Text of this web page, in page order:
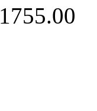
1755.00